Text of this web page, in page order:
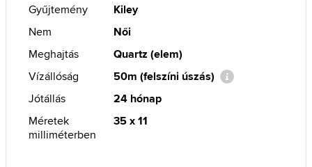
Gyűjtemény
Kiley
Nem
Női
Meghajtás
Quartz (elem)
Vízállóság
50m (felszíni úszás)
Jótállás
24 hónap
Méretek
milliméterben
35 x 11